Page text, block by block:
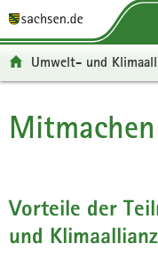
t
ü
g
r
t
n
g
a
p
n
t
t
-
e
i
Umwelt- und
Hauptinhalt
Mitmachen
Vorteile der
und